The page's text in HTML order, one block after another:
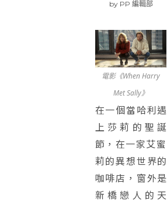
byPP 編輯部
電影《When Harry
Met Sally》
在一個當哈利遇
上莎莉的聖誕
節， 在一家艾蜜
莉的異想世界的
咖啡店，窗外是
新橋戀人的天